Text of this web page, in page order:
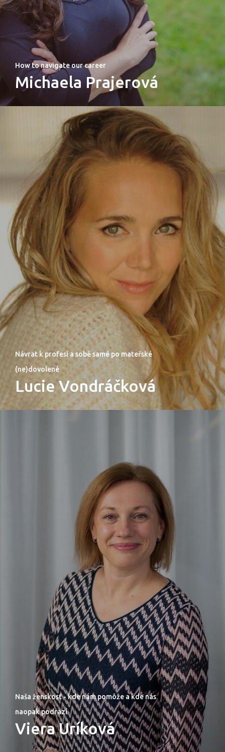
How to navigate our career
Michaela Prajerová
Návrat k profesi a sobě samé po mateřské
(ne)dovolené
Lucie Vondráčková
Naša ženskosť - kde nám pomôže a kde nás
naopak podrazí
Viera Uríková